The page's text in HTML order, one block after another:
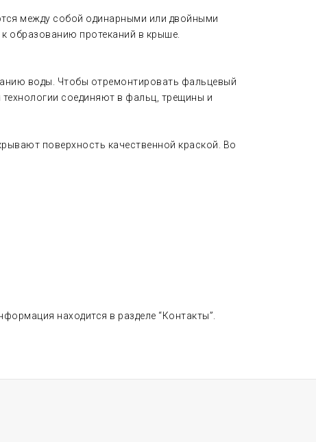
между собой одинарными или двойными
образованию протеканий в крыше.
воды. Чтобы отремонтировать фальцевый
соединяют в фальц, трещины и
поверхность качественной краской. Во
находится в разделе “Контакты”.